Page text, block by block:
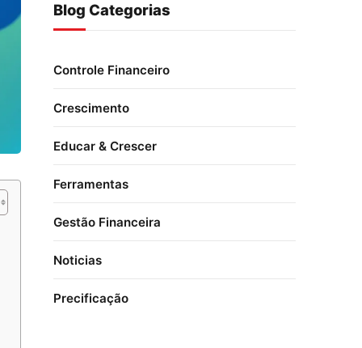
Blog Categorias
Controle Financeiro
Crescimento
Educar & Crescer
Ferramentas
Gestão Financeira
Noticias
Precificação